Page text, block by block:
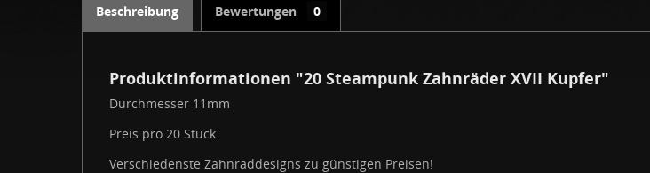
Beschreibung Bewertungen 0
Produktinformationen "20 Steampunk Zahnräder XVII Kupfer"
Durchmesser 11mm
Preis pro 20 Stück
Verschiedenste Zahnraddesigns zu günstigen Preisen!